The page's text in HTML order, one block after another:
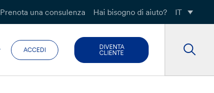
Prenota una consulenza Hai bisogno di aiuto? IT
ACCEDI
DIVENTA
CLIENTE